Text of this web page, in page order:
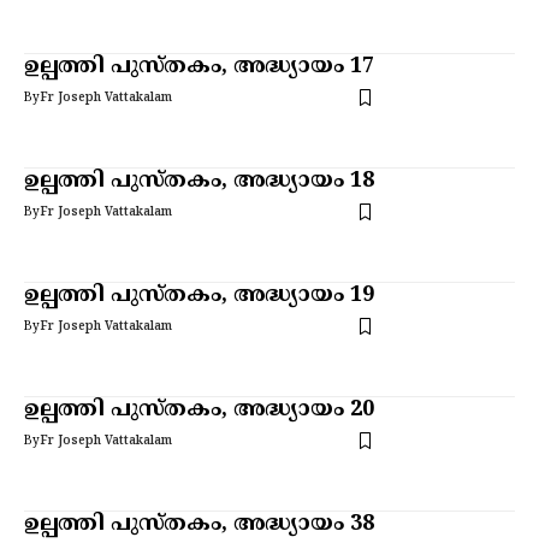
ഉല്പത്തി പുസ്തകം, അദ്ധ്യായം 17
ByFr Joseph Vattakalam
ഉല്പത്തി പുസ്തകം, അദ്ധ്യായം 18
ByFr Joseph Vattakalam
ഉല്പത്തി പുസ്തകം, അദ്ധ്യായം 19
ByFr Joseph Vattakalam
ഉല്പത്തി പുസ്തകം, അദ്ധ്യായം 20
ByFr Joseph Vattakalam
ഉല്പത്തി പുസ്തകം, അദ്ധ്യായം 38